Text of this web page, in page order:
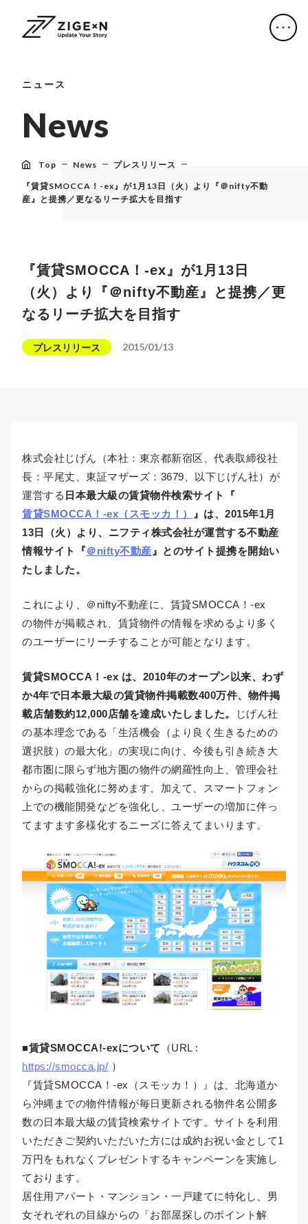
ニュース
News
Top News プレスリリース
『賃貸SMOCCA！-ex』が1月13日（火）より『＠nifty不動
産』と提携／更なるリーチ拡大を目指す
『賃貸SMOCCA！-ex』が1月13日
（火）より『＠nifty不動産』と提携／更
なるリーチ拡大を目指す
プレスリリース 2015/01/13
株式会社じげん（本社：東京都新宿区、代表取締役社
長：平尾丈、東証マザーズ：3679、以下じげん社）が
運営する 日本最大級の賃貸物件検索サイト『
賃貸SMOCCA！-ex（スモッカ！）
』は、2015年1月
13日（火）より、ニフティ株式会社が運営する不動産
情報サイト『＠nifty不動産 』とのサイト提携を開始い
たしました。
これにより、＠nifty不動産に、賃貸SMOCCA！-ex
の物件が掲載され、賃貸物件の情報を求めるより多く
のユーザーにリーチすることが可能となります。
賃貸SMOCCA！-ex は、2010年のオープン以来、わず
か4年で日本最大級の賃貸物件掲載数400万件、物件掲
載店舗数約12,000店舗を達成いたしました。
じげん社
の基本理念である「生活機会（より良く生きるための
選択肢）の最大化」の実現に向け、今後も引き続き大
都市圏に限らず地方圏の物件の網羅性向上、管理会社
からの掲載強化に努めます。加えて、スマートフォン
上での機能開発などを強化し、ユーザーの増加に伴っ
てますます多様化するニーズに答えてまいります。
■賃貸SMOCCA!-exについて （URL :
https://smocca.jp/ ）
『賃貸SMOCCA！-ex（スモッカ！）』は、北海道か
ら沖縄までの物件情報が毎日更新される物件名公開多
数の日本最大級の賃貸検索サイトです。サイトを利用
いただきご契約いただいた方には成約お祝い金として1
万円をもれなくプレゼントするキャンペーンを実施し
ております。
居住用アパート・マンション・一戸建てに特化し、男
女それぞれの目線からの「お部屋探しのポイント解